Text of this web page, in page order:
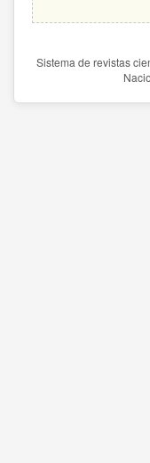
Sistema de revistas